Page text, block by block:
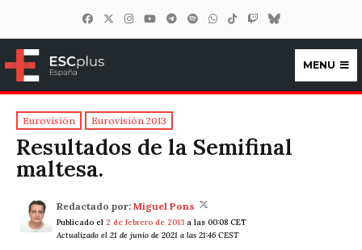
ESCplus España
MENU
Eurovisión Eurovisión 2013
Resultados de la Semifinal
maltesa.
Redactado por: Miguel Pons
Publicado el 2 de febrero de 2013 a las 00:08 CET
Actualizado el 21 de junio de 2021 a las 21:46 CEST